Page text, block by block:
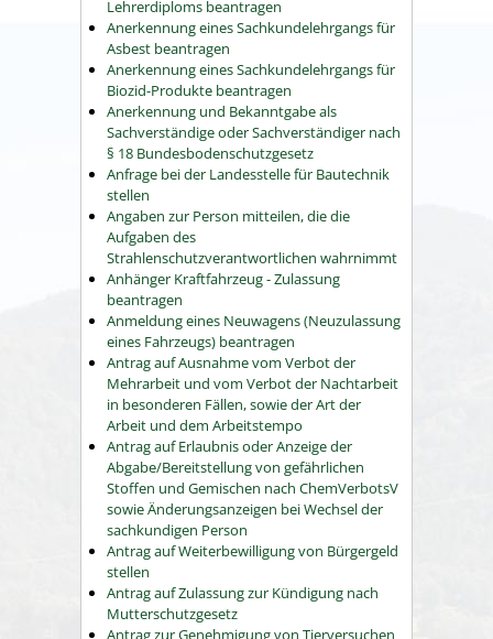
Lehrerdiploms beantragen
Anerkennung eines Sachkundelehrgangs für
Asbest beantragen
Anerkennung eines Sachkundelehrgangs für
Biozid-Produkte beantragen
Anerkennung und Bekanntgabe als
Sachverständige oder Sachverständiger nach
§ 18 Bundesbodenschutzgesetz
Anfrage bei der Landesstelle für Bautechnik
stellen
Angaben zur Person mitteilen, die die
Aufgaben des
Strahlenschutzverantwortlichen wahrnimmt
Anhänger Kraftfahrzeug - Zulassung
beantragen
Anmeldung eines Neuwagens (Neuzulassung
eines Fahrzeugs) beantragen
Antrag auf Ausnahme vom Verbot der
Mehrarbeit und vom Verbot der Nachtarbeit
in besonderen Fällen, sowie der Art der
Arbeit und dem Arbeitstempo
Antrag auf Erlaubnis oder Anzeige der
Abgabe/Bereitstellung von gefährlichen
Stoffen und Gemischen nach ChemVerbotsV
sowie Änderungsanzeigen bei Wechsel der
sachkundigen Person
Antrag auf Weiterbewilligung von Bürgergeld
stellen
Antrag auf Zulassung zur Kündigung nach
Mutterschutzgesetz
Antrag zur Genehmigung von Tierversuchen